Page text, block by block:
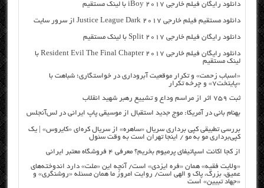
دانلود رایگان فیلم خارجی iBoy 2017 با لینک مستقیم
دانلود مستقیم فیلم خارجی Justice League Dark 2017 از سرور سایت
دانلود رایگان فیلم خارجی Split 2017 با لینک مستقیم
دانلود رایگان فیلم خارجی Resident Evil The Final Chapter 2017 با
لینک مستقیم
«اسباب زحمت» و تکرار موقعیت آبروداری در خواستگاری؛ شباهت با
«پایتخت۷» و چرخه تکرار
ثبت ۷۵۹ اثر از مراسم وداع و تشییع رهبر شهید انقلاب
بهنام بانی در آمریکا: موج جدید استقبال از موسیقی پاپ ایرانی در لس‌آنجلس
بررسی تطبیقی کپی برداری سریال «ساهره» از سریال کره‌ای «کایروس» | یک
کپی‌برداری مو به مو / اینجا تهران است به وقت سئول
از کجا اکانت اسپاتیفای پرمیوم بخریم؟ معرفی ۴ فروشگاه معتبر ایرانی
«ولایت فقیه» همان «فره ایزدی» است/ آنچه این «ملت» دارد اندوخته‌های
عمیق، بزرگ، پاک و الهی است/ روایت امروز ما همان مسئله «روشنگری» و
«جهاد تبیین» است